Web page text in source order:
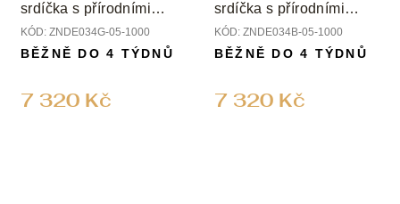
srdíčka s přírodními
diamanty
KÓD: ZNDE034G-05-1000
7 320 Kč
BĚŽNĚ DO 4 TÝDNŮ
srdíčka s přírodními
diamanty
KÓD: ZNDE034B-05-1000
7 320 Kč
BĚŽNĚ DO 4 TÝDNŮ